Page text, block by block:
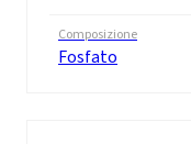
Composizione
Fosfato